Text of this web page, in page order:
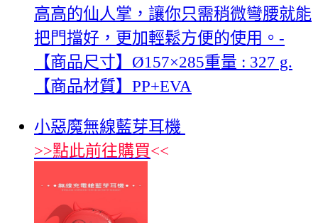
高高的仙人掌，讓你只需稍微彎腰就能
把門擋好，更加輕鬆方便的使用。-
【商品尺寸】Ø157×285重量 : 327 g.
【商品材質】PP+EVA
小惡魔無線藍芽耳機
>>點此前往購買<<